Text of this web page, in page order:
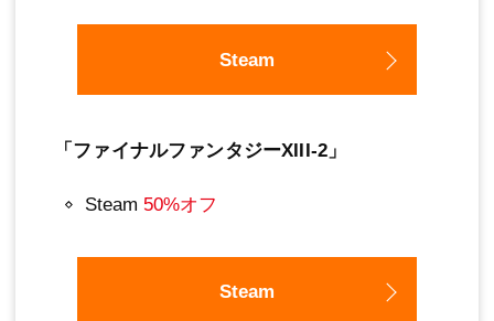
Steam
「ファイナルファンタジーXIII-2」
Steam 50%オフ
Steam